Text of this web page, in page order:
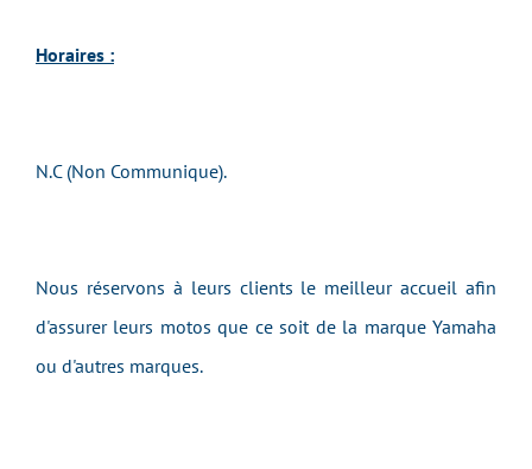
Horaires :
N.C (Non Communique).
Nous réservons à leurs clients le meilleur accueil afin
d'assurer leurs motos que ce soit de la marque Yamaha
ou d'autres marques.